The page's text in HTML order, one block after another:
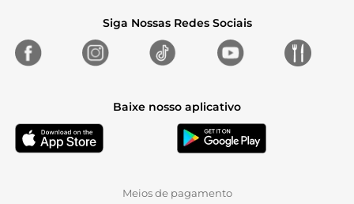
Siga Nossas Redes Sociais
Baixe nosso aplicativo
Meios de pagamento